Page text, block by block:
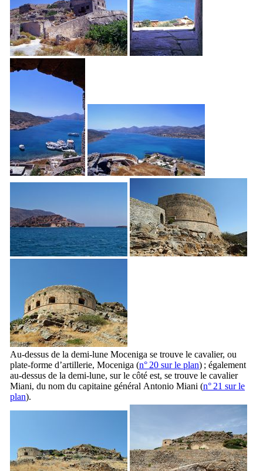
Au-dessus de la demi-lune Moceniga se trouve le cavalier, ou
plate-forme d’artillerie, Moceniga (n° 20 sur le plan) ; également
au-dessus de la demi-lune, sur le côté est, se trouve le cavalier
Miani, du nom du capitaine général Antonio Miani (n° 21 sur le
plan).